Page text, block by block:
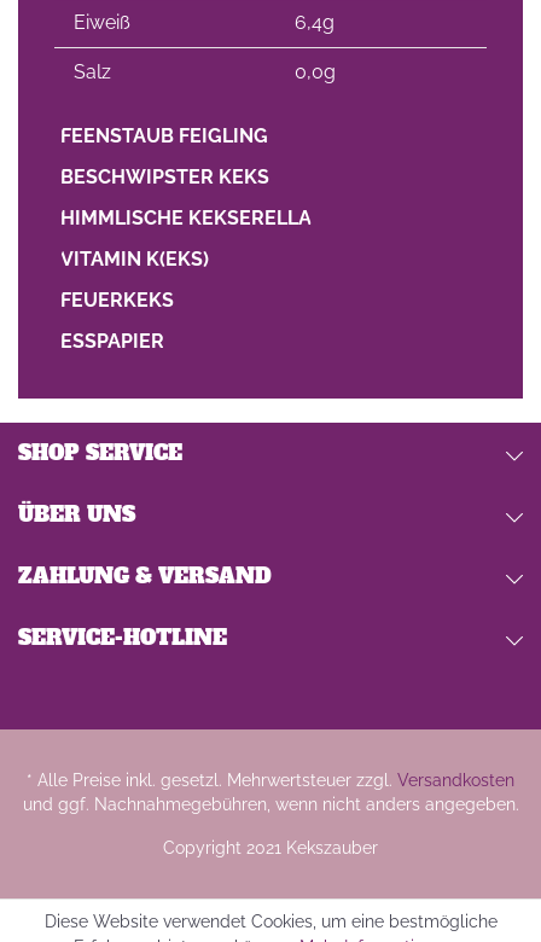
Eiweiß 6,4g
Salz 0,0g
FEENSTAUB FEIGLING
BESCHWIPSTER KEKS
HIMMLISCHE KEKSERELLA
VITAMIN K(EKS)
FEUERKEKS
ESSPAPIER
SERVICE-HOTLINE
SHOP SERVICE
ÜBER UNS
ZAHLUNG & VERSAND
* Alle Preise inkl. gesetzl. Mehrwertsteuer zzgl. Versandkosten
und ggf. Nachnahmegebühren, wenn nicht anders angegeben.
Copyright 2021 Kekszauber
Diese Website verwendet Cookies, um eine bestmögliche